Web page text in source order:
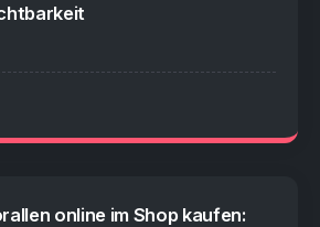
online im Shop kaufen: